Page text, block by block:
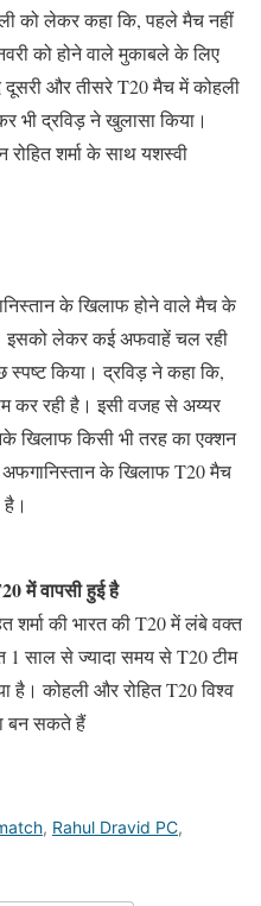
को लेकर कहा कि, पहले मैच नहीं
को होने वाले मुकाबले के लिए
दूसरी और तीसरे T20 मैच में कोहली
भी द्रविड़ ने खुलासा किया।
शर्मा के साथ यशस्वी
के खिलाफ होने वाले मैच के
इसको लेकर कई अफवाहें चल रही
किया। द्रविड़ ने कहा कि,
कर रही है। इसी वजह से अय्यर
खिलाफ किसी भी तरह का एक्शन
अफगानिस्तान के खिलाफ T20 मैच
में वापसी हुई है
शर्मा की भारत की T20 में लंबे वक्त
1 साल से ज्यादा समय से T20 टीम
है। कोहली और रोहित T20 विश्व
बन सकते हैं
, Rahul Dravid PC,